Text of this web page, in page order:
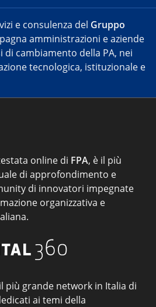
e consulenza del Gruppo
amministrazioni e aziende
di cambiamento della PA, nei
tecnologica, istituzionale e
online di FPA, è il più
di approfondimento e
di innovatori impegnate
organizzativa e
più grande network in Italia di
ai temi della